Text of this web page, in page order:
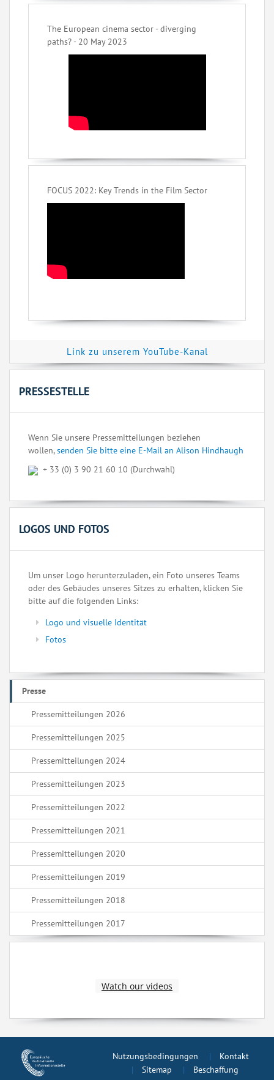
The European cinema sector - diverging
paths? - 20 May 2023
FOCUS 2022: Key Trends in the Film Sector
Link zu unserem YouTube-Kanal
PRESSESTELLE
Wenn Sie unsere Pressemitteilungen beziehen
wollen,senden Sie bitte eine E-Mail an Alison Hindhaugh
+ 33 (0) 3 90 21 60 10 (Durchwahl)
LOGOS UND FOTOS
Um unser Logo herunterzuladen, ein Foto unseres Teams
oder des Gebäudes unseres Sitzes zu erhalten, klicken Sie
bitte auf die folgenden Links:
Logo und visuelle Identität
Fotos
Presse
Pressemitteilungen 2026
Pressemitteilungen 2025
Pressemitteilungen 2024
Pressemitteilungen 2023
Pressemitteilungen 2022
Pressemitteilungen 2021
Pressemitteilungen 2020
Pressemitteilungen 2019
Pressemitteilungen 2018
Pressemitteilungen 2017
Watch our videos
Nutzungsbedingungen
Kontakt
Sitemap
Beschaffung